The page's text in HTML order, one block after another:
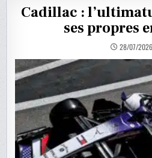
Cadillac :
ses propres
28/07/2026